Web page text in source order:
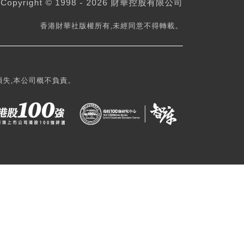
Copyright © 1998 - 2026 財華控股有限公司
香港財華社版權所有,未經同意不得轉載。
,本公司概不負責。